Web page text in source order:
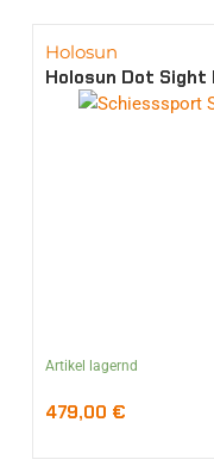
Holosun
Holosun Dot Sight
Artikel lagernd
479,00 €